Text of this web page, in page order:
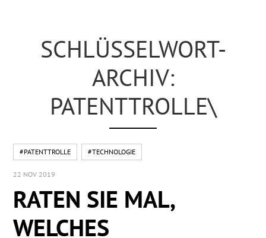
SCHLÜSSELWORT-
ARCHIV:
PATENTTROLLE\
#PATENTTROLLE #TECHNOLOGIE
22 NOV 2019
RATEN SIE MAL,
WELCHES